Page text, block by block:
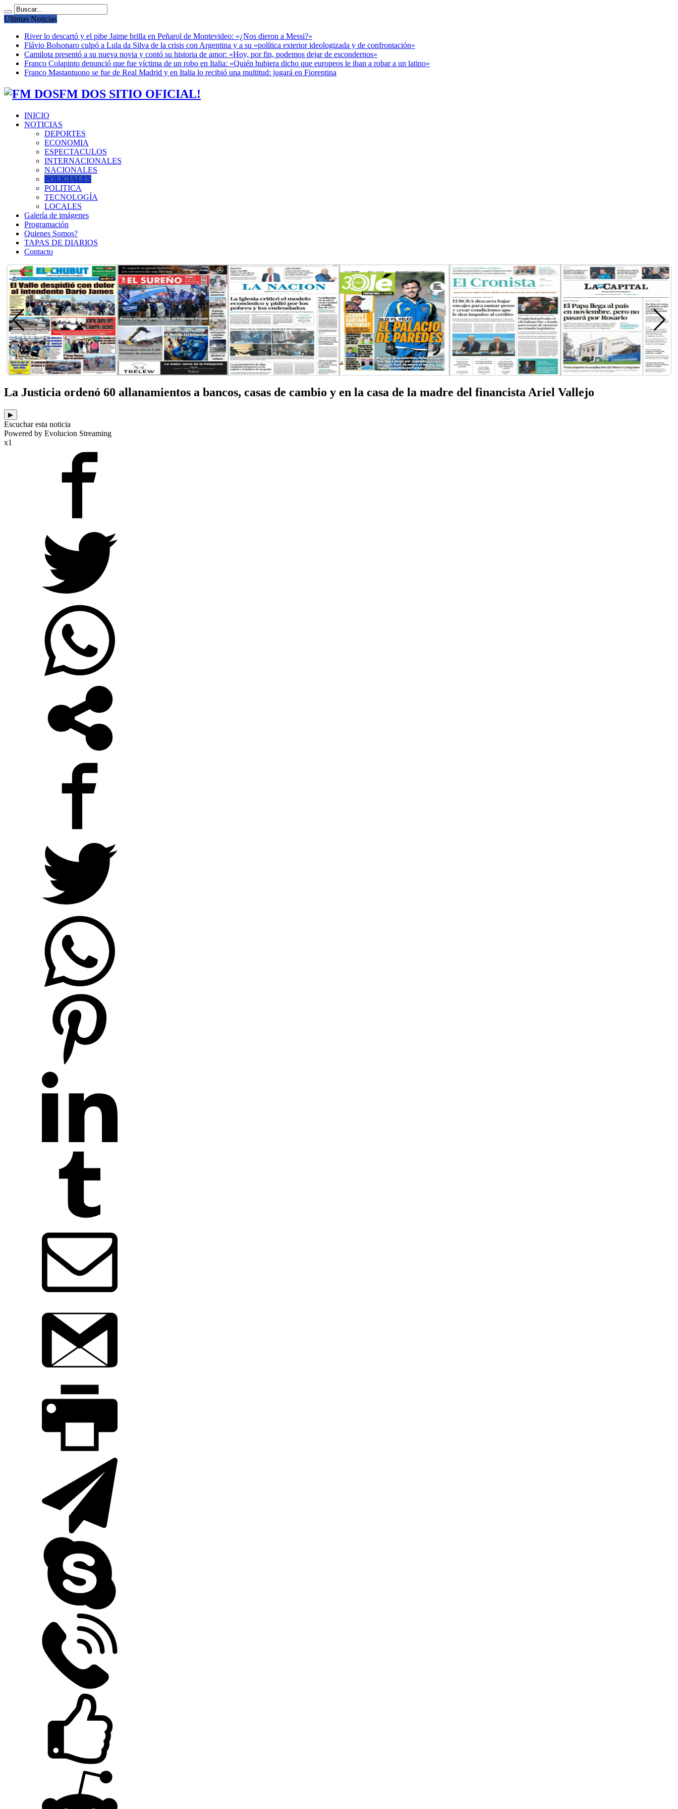
Ultimas Noticias
River lo descartó y el pibe Jaime brilla en Peñarol de Montevideo: «¿Nos dieron a Messi?»
Flávio Bolsonaro culpó a Lula da Silva de la crisis con Argentina y a su «política exterior ideologizada y de confrontación»
Camilota presentó a su nueva novia y contó su historia de amor: «Hoy, por fin, podemos dejar de escondernos»
Franco Colapinto denunció que fue víctima de un robo en Italia: «Quién hubiera dicho que europeos le iban a robar a un latino»
Franco Mastantuono se fue de Real Madrid y en Italia lo recibió una multitud: jugará en Fiorentina
FM DOS SITIO OFICIAL!
INICIO
NOTICIAS
DEPORTES
ECONOMIA
ESPECTACULOS
INTERNACIONALES
NACIONALES
POLICIALES
POLITICA
TECNOLOGÍA
LOCALES
Galería de imágenes
Programación
Quienes Somos?
TAPAS DE DIARIOS
Contacto
La Justicia ordenó 60 allanamientos a bancos, casas de cambio y en la casa de la madre del financista Ariel Vallejo
▶
Escuchar esta noticia
Powered by Evolucion Streaming
x1